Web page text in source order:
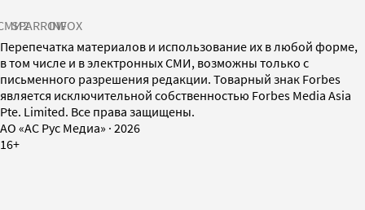
SPARROWINFOX
Перепечатка материалов и использование их в любой форме,
в том числе и в электронных СМИ, возможны только с
письменного разрешения редакции. Товарный знак Forbes
является исключительной собственностью Forbes Media Asia
Pte. Limited. Все права защищены.
AO «АС Рус Медиа» · 2026
16+